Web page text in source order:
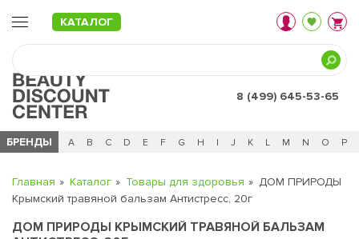
КАТАЛОГ
8 (499) 645-53-65
БРЕНДЫ
Ч 0 - 9 A B C D E F G H I J K L M N O P
Главная Каталог Товары для здоровья
ДОМ ПРИРОДЫ
Крымский травяной бальзам Антистресс, 20г
ДОМ ПРИРОДЫ КРЫМСКИЙ ТРАВЯНОЙ БАЛЬЗАМ